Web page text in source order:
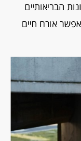
הבריאותיים
אורח חיים